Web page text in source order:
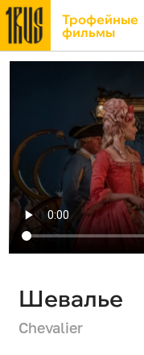
Трофейные
фильмы
Шевалье
Chevalier